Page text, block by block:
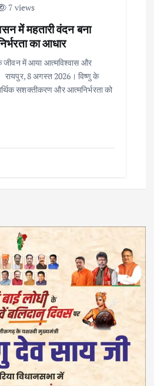
7 views
में महतारी वंदन बना
का आधार
जीवन में आया आत्मविश्वास और
रायपुर, 8 अगस्त 2026। विष्णु के
सशक्तीकरण और आत्मनिर्भरता को